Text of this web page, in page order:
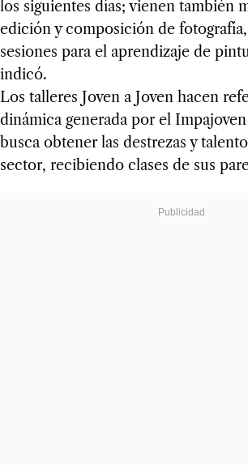
los siguientes días; vienen también
edición y composición de
sesiones para el aprendizaje de
indicó.
Los talleres Joven a Joven hacen
dinámica generada por el
busca obtener las destrezas y
sector, recibiendo clases de sus